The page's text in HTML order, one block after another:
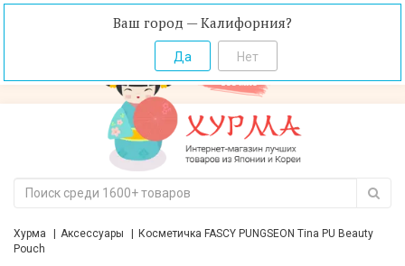
Ваш город — Калифорния?
Хурма Аксессуары
Косметичка FASCY PUNGSEON Tina PU Beauty
Pouch